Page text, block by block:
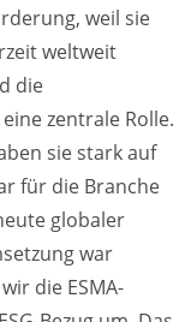
weil sie
weltweit
die
zentrale Rolle.
sie stark auf
für die Branche
globaler
war
die ESMA-